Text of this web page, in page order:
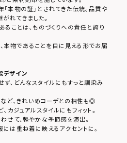
本物の証」とされてきた伝統。品質や
れてきました。
ることは、ものづくりへの責任と誇り
本物であることを目に見える形でお届
デザイン
ず、どんなスタイルにもすっと馴染み
など、きれいめコーデとの相性も◎
カジュアルスタイルにもフィット。
せて、軽やかな季節感を演出。
には重ね着に映えるアクセントに。